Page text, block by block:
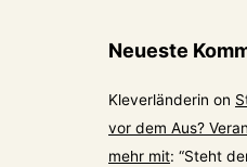
Neueste
Kleverländerin on
vor dem Aus?
mehr mit: “Steht